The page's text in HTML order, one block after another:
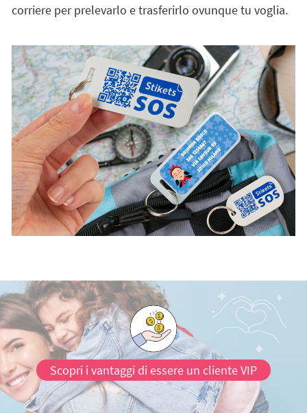
corriere per prelevarlo e trasferirlo ovunque tu voglia.
Scopri i vantaggi di essere un cliente VIP